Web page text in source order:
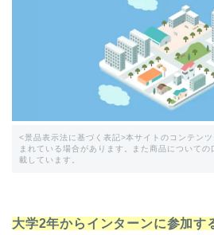
<景品表示法に基づく表記>本サイトのコンテン
まれている場合があります。また商品について
載しています。
大学2年からインターンに参加す